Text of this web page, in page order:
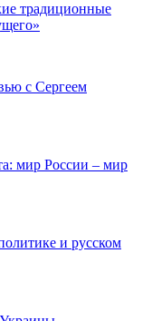
традиционные
с Сергеем
мир России – мир
и русском